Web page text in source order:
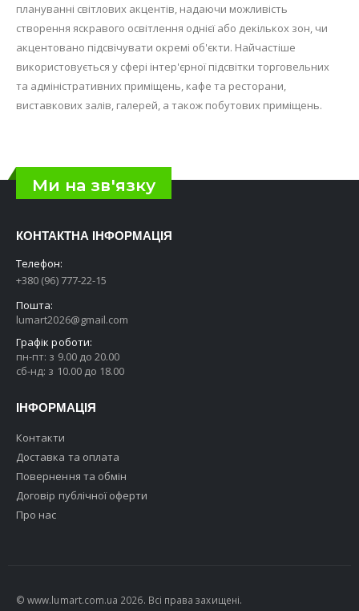
плануванні світлових акцентів, надаючи можливість
створення яскравого освітлення однієї або декількох зон, чи
акцентовано підсвічувати окремі об'єкти. Найчастіше
використовується у сфері інтер'єрної підсвітки торговельних
та адміністративних приміщень, кафе та ресторани,
виставкових залів, галерей, а також побутових приміщень.
Ми на зв'язку
КОНТАКТНА ІНФОРМАЦІЯ
Телефон:
+380 (96) 777-22-15
Пошта:
lumart2026@gmail.com
Графік роботи:
пн-пт: з 9.00 до 20.00
сб-нд: з 10.00 до 18.00
ІНФОРМАЦІЯ
Контакти
Доставка та оплата
Повернення та обмін
Договір публічної оферти
Про нас
© www.lumart.com.ua 2026. Всі права захищені.